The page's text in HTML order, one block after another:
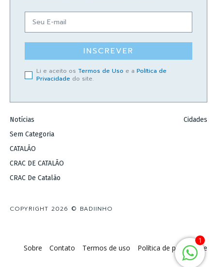
INSCREVER
Li e aceito os Termos de Uso e a Política de
Privacidade do site.
Notícias
Sem Categoria
CATALÃO
CRAC DE CATALÃO
CRAC De Catalão
Cidades
COPYRIGHT 2026 © BADIINHO
Sobre Contato Termos de uso Política de privacidade
1